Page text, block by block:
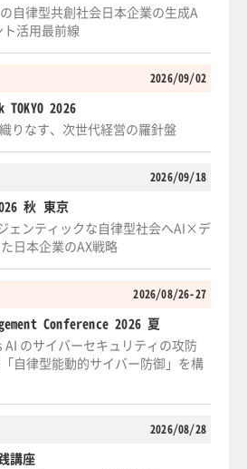
自律型共創社会日本企業の生成A
活用最前線
2026/09/02
TOKYO 2026
りなす、次世代経営の羅針盤
2026/09/18
秋 東京
ェンティックな自律型社会へAI×デ
日本企業のAX戦略
2026/08/26-27
Conference 2026 夏
AI のサイバーセキュリティの攻防
自律型能動的サイバー防御」を構
2026/08/28
講座